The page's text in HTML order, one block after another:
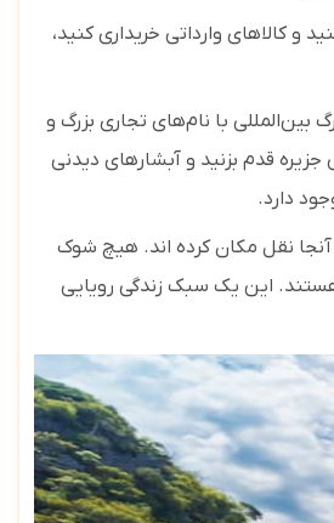
و کالاهای وارداتی خریداری کنید،
با نام‌های تجاری بزرگ و
قدم بزنید و آبشارهای دیدنی
نقل مکان کرده اند. هیچ شوک
این یک سبک زندگی رویایی